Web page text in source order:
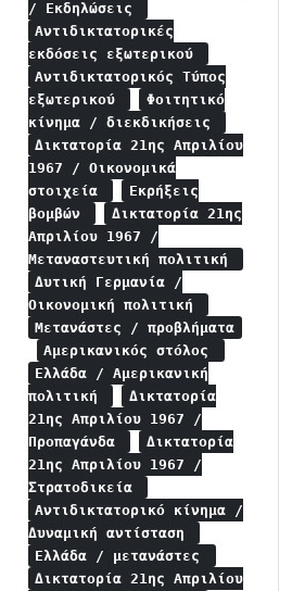
/ Εκδηλώσεις
Αντιδικτατορικές
εκδόσεις εξωτερικού
Αντιδικτατορικός Τύπος
εξωτερικού
Φοιτητικό
κίνημα / διεκδικήσεις
Δικτατορία 21ης Απριλίου
1967 / Οικονομικά
στοιχεία
Εκρήξεις
βομβών
Δικτατορία 21ης
Απριλίου 1967 /
Μεταναστευτική πολιτική
Δυτική Γερμανία /
Οικονομική πολιτική
Μετανάστες / προβλήματα
Αμερικανικός στόλος
Ελλάδα / Αμερικανική
πολιτική
Δικτατορία
21ης Απριλίου 1967 /
Προπαγάνδα
Δικτατορία
21ης Απριλίου 1967 /
Στρατοδικεία
Αντιδικτατορικό κίνημα /
Δυναμική αντίσταση
Ελλάδα / μετανάστες
Δικτατορία 21ης Απριλίου